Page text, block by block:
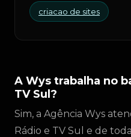
criacao de sites
A Wys trabalha no
TV Sul?
Sim, a Agência Wys
Rádio e TV Sul e de